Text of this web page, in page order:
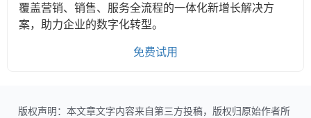
覆盖营销、销售、服务全流程的一体化新增长解决方
案，助力企业的数字化转型。
免费试用
版权声明：本文章文字内容来自第三方投稿，版权归原始作者所